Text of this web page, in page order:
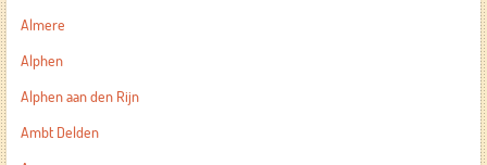
Almere
Alphen
Alphen aan den Rijn
Ambt Delden